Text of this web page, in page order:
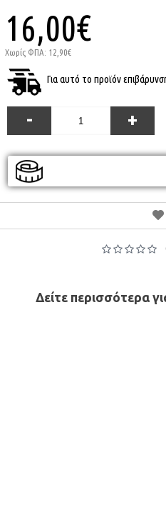
16,00€
Χωρίς ΦΠΑ: 12,90€
Για αυτό το προϊόν
- +
Δείτε περισσότερα